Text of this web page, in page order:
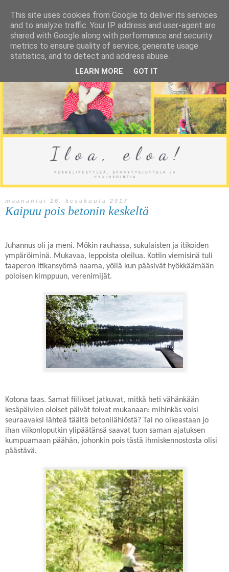
maanantai 26. kesäkuuta 2017
Kaipuu pois betonin keskeltä
Juhannus oli ja meni. Mökin rauhassa, sukulaisten ja itikoiden
ympäröiminä. Mukavaa, leppoista oleilua. Kotiin viemisinä tuli
taaperon itikansyömä naama, yöllä kun pääsivät hyökkäämään
poloisen kimppuun, verenimijät.
Kotona taas. Samat fiilikset jatkuvat, mitkä heti vähänkään
kesäpäivien oloiset päivät toivat mukanaan: mihinkäs voisi
seuraavaksi lähteä täältä betonilähiöstä? Tai no oikeastaan jo
ihan viikonloputkin ylipäätänsä saavat tuon saman ajatuksen
kumpuamaan päähän, johonkin pois tästä ihmiskennostosta olisi
päästävä.
This site uses cookies from Google to deliver its services
and to analyze traffic. Your IP address and user-agent are
shared with Google along with performance and security
metrics to ensure quality of service, generate usage
statistics, and to detect and address abuse.
LEARN MORE GOT IT